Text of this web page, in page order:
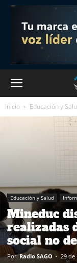
Inicio Educación y
Educación y Salud
Mineduc
realizadas
social no
Por Radio SAGO - 29